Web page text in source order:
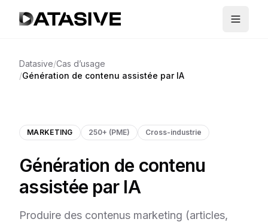
Datasive/Cas d’usage
/Génération de contenu assistée par IA
MARKETING 250+ (PME) Cross-industrie
Génération de contenu
assistée par IA
Produire des contenus marketing (articles,